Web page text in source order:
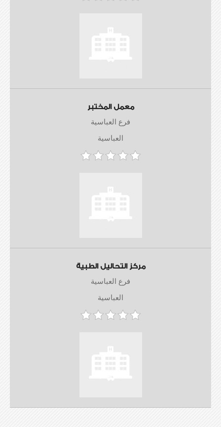
معمل المختبر
فرع العباسية
العباسية
مركز التحاليل الطبية
فرع العباسية
العباسية